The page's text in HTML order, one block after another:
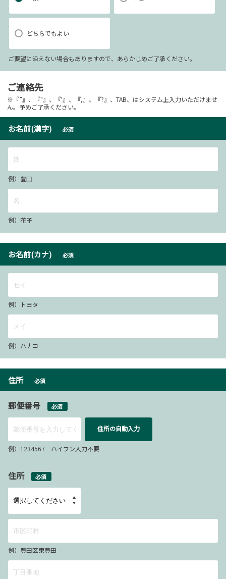
どちらでもよい
ご要望に沿えない場合もありますので、あらかじめご了承ください。
ご連絡先
※『”』、『"』、『'』、『,』、『?』、TAB、はシステム上入力いただけませ
ん。予めご了承ください。
お名前(漢字) 必須
例）豊田
例）花子
お名前(カナ) 必須
例）トヨタ
例）ハナコ
住所 必須
郵便番号 必須
住所の自動入力
例）1234567 ハイフン入力不要
住所 必須
例）豊田区東豊田